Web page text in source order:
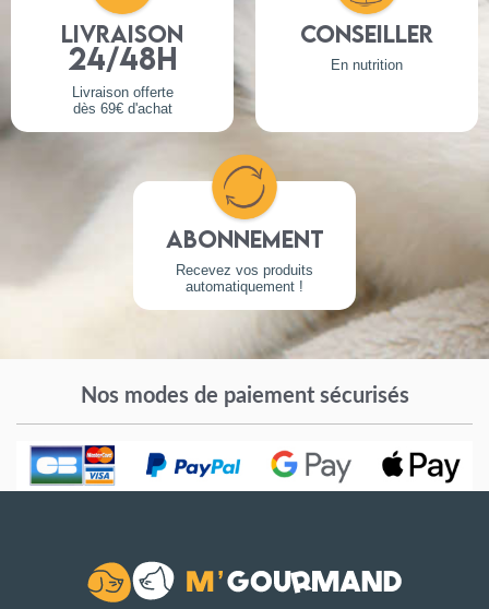
Livraison
24/48h
Livraison offerte
dès 69€ d'achat
Conseiller
En nutrition
Abonnement
Recevez vos produits
automatiquement !
Nos modes de paiement sécurisés